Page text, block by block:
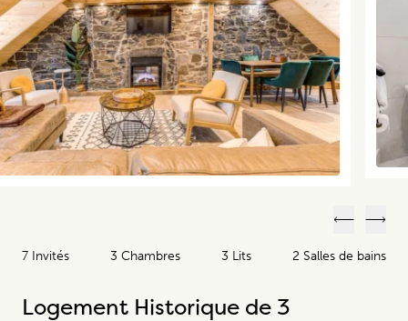
7 Invités 3 Chambres 3 Lits 2 Salles de bains
Logement Historique de 3